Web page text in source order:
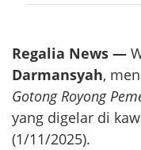
Regalia News —
Darmansyah,
Gotong Royong
yang digelar di
(1/11/2025).